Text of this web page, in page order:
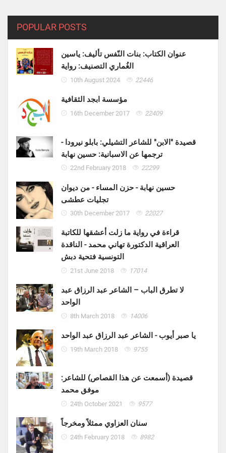
POPULAR POSTS
عنوان الكتاب: بنات النّفس تأليف: ياسين
الغُماري التصنيف: رواية
10th August 2024 22446
مؤسسة ابجد الثقافية
16th December 2017 22409
قصيدة "الابن" للشاعر التشيلي: بابلو نيرودا -
ترجمها عن الاسبانية: حسين نهابة
22nd February 2018 22299
حسين نهابة - حزن المساء - من ديوان
تجليات عطشى
30th December 2017 22027
قراءة في رواية ما زلت أعشقها للكاتبة
العراقية الدكتورة تهاني محمد - الناقدة
التونسية فتحية دبش
21st June 2018 17014
لا تطرق الباب – الشاعر عبد الرزاق عبد
الواحد
8th March 2018 14006
يا صبر أيوب - الشاعر عبد الرزاق عبد الواحد
19th March 2018 9755
قصيدة (أسمعت عن هذا القصاص) للشاعر:
موفق محمد
24th October 2021 9577
سنان العزاوي ممثلاً ومخرجاً
24th February 2018 8982